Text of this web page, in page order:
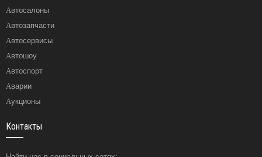
Автосалоны
Автозапчасти
Автосервисы
Автошоу
Автоспорт
Аварии
Аукционы
Контакты